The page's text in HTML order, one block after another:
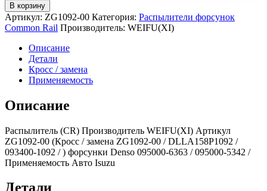
В корзину
Артикул: ZG1092-00 Категория: Распылители форсунок
Common Rail Производитель: WEIFU(XI)
Описание
Детали
Кросс / замена
Применяемость
Описание
Распылитель (CR) Производитель WEIFU(XI) Артикул
ZG1092-00 (Кросс / замена ZG1092-00 / DLLA158P1092 /
093400-1092 / ) форсунки Denso 095000-6363 / 095000-5342 /
Применяемость Авто Isuzu
Детали